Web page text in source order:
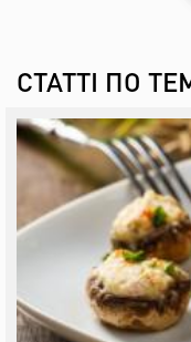
СТАТТІ ПО